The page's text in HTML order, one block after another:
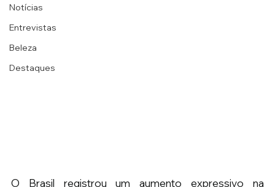
Notícias
Entrevistas
Beleza
Destaques
O Brasil registrou um aumento expressivo na